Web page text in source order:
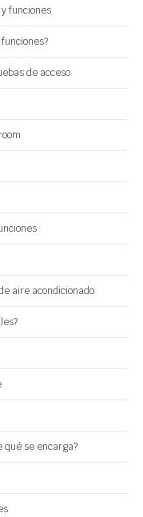
funciones
de acceso
aire acondicionado
qué se encarga?